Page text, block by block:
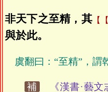
非天下之至精，其
與於此。
虞翻曰：“至精”，謂
補
《漢書·藝文